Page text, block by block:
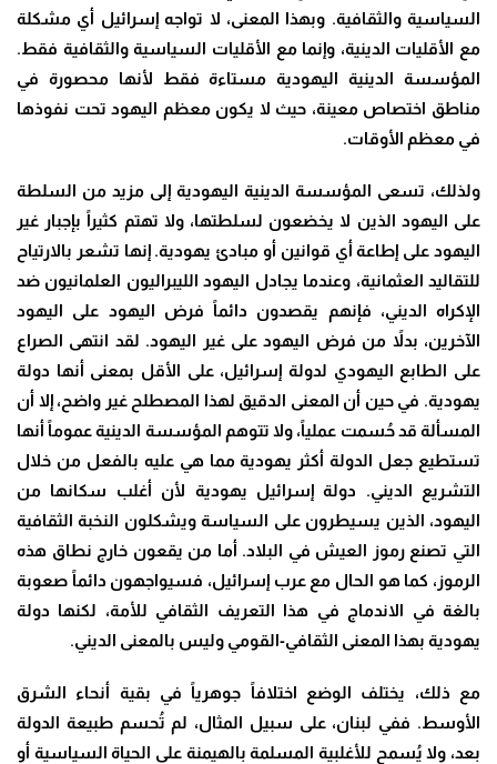
السياسية والثقافية. وبهذا المعنى، لا تواجه إسرائيل أي مشكلة
مع الأقليات الدينية، وإنما مع الأقليات السياسية والثقافية فقط.
المؤسسة الدينية اليهودية مستاءة فقط لأنها محصورة في
مناطق اختصاص معينة، حيث لا يكون معظم اليهود تحت نفوذها
في معظم الأوقات.
ولذلك، تسعى المؤسسة الدينية اليهودية إلى مزيد من السلطة
على اليهود الذين لا يخضعون لسلطتها، ولا تهتم كثيراً بإجبار غير
اليهود على إطاعة أي قوانين أو مبادئ يهودية. إنها تشعر بالارتياح
للتقاليد العثمانية، وعندما يجادل اليهود الليبراليون العلمانيون ضد
الإكراه الديني، فإنهم يقصدون دائماً فرض اليهود على اليهود
الآخرين، بدلاً من فرض اليهود على غير اليهود. لقد انتهى الصراع
على الطابع اليهودي لدولة إسرائيل، على الأقل بمعنى أنها دولة
يهودية. في حين أن المعنى الدقيق لهذا المصطلح غير واضح، إلا أن
المسألة قد حُسمت عملياً، ولا تتوهم المؤسسة الدينية عموماً أنها
تستطيع جعل الدولة أكثر يهودية مما هي عليه بالفعل من خلال
التشريع الديني. دولة إسرائيل يهودية لأن أغلب سكانها من
اليهود، الذين يسيطرون على السياسة ويشكلون النخبة الثقافية
التي تصنع رموز العيش في البلاد. أما من يقعون خارج نطاق هذه
الرموز، كما هو الحال مع عرب إسرائيل، فسيواجهون دائماً صعوبة
بالغة في الاندماج في هذا التعريف الثقافي للأمة، لكنها دولة
يهودية بهذا المعنى الثقافي-القومي وليس بالمعنى الديني.
مع ذلك، يختلف الوضع اختلافاً جوهرياً في بقية أنحاء الشرق
الأوسط. ففي لبنان، على سبيل المثال، لم تُحسم طبيعة الدولة
بعد، ولا يُسمح للأغلبية المسلمة بالهيمنة على الحياة السياسية أو